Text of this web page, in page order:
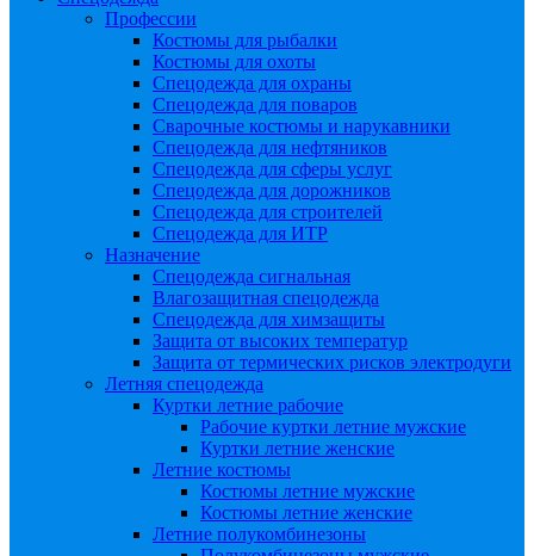
Профессии
Костюмы для рыбалки
Костюмы для охоты
Спецодежда для охраны
Спецодежда для поваров
Сварочные костюмы и нарукавники
Спецодежда для нефтяников
Спецодежда для сферы услуг
Спецодежда для дорожников
Спецодежда для строителей
Спецодежда для ИТР
Назначение
Спецодежда сигнальная
Влагозащитная спецодежда
Спецодежда для химзащиты
Защита от высоких температур
Защита от термических рисков электродуги
Летняя спецодежда
Куртки летние рабочие
Рабочие куртки летние мужские
Куртки летние женские
Летние костюмы
Костюмы летние мужские
Костюмы летние женские
Летние полукомбинезоны